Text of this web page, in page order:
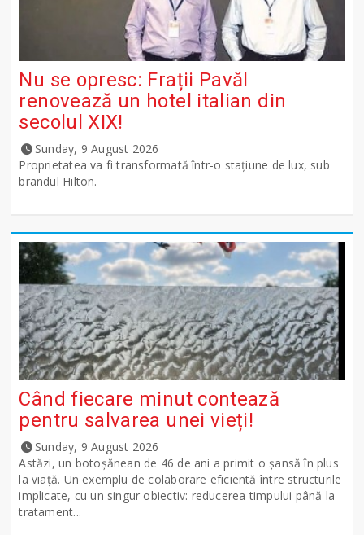
Nu se opresc: Frații Pavăl
renovează un hotel italian din
secolul XIX!
Sunday, 9 August 2026
Proprietatea va fi transformată într-o stațiune de lux, sub
brandul Hilton.
Când fiecare minut contează
pentru salvarea unei vieți!
Sunday, 9 August 2026
Astăzi, un botoșănean de 46 de ani a primit o șansă în plus
la viață. Un exemplu de colaborare eficientă între structurile
implicate, cu un singur obiectiv: reducerea timpului până la
tratament...